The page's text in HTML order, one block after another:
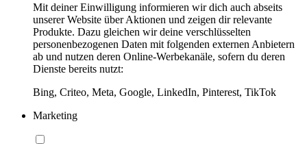
Mit deiner Einwilligung informieren wir dich auch abseits
unserer Website über Aktionen und zeigen dir relevante
Produkte. Dazu gleichen wir deine verschlüsselten
personenbezogenen Daten mit folgenden externen Anbietern
ab und nutzen deren Online-Werbekanäle, sofern du deren
Dienste bereits nutzt:
Bing, Criteo, Meta, Google, LinkedIn, Pinterest, TikTok
Marketing